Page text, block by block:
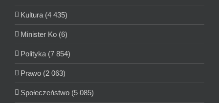
Kultura (4 435)
Minister Ko (6)
Polityka (7 854)
Prawo (2 063)
Społeczeństwo (5 085)